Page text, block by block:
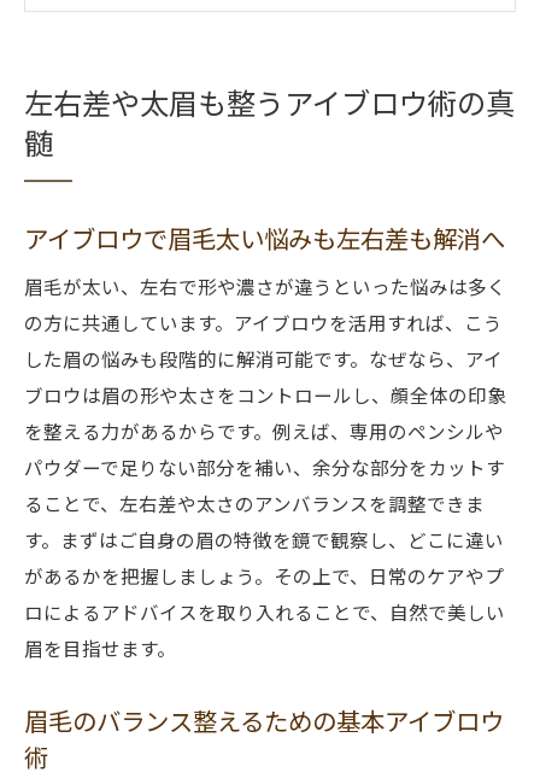
太眉と左右差を生かすアイブロウの魅力と
アイブロウで叶える理想の眉バランス調整法
眉毛バランスを保つためのアイブロウ選び
方
新潟県で理想眉毛を目指すバランス調整術
太い眉毛もアイブロウで美しく魅せるポイ
ント
左右差と太さ調整が叶うアイブロウ活用法
眉毛の左右差が気になる方必見の整え方
アイブロウで眉毛左右差を自然に補正する
方法
クニック
左右差や太眉も整うアイブロウ術の真
髄
アイブロウで眉毛太い悩みも左右差も解消へ
眉毛が太い、左右で形や濃さが違うといった悩みは多く
の方に共通しています。アイブロウを活用すれば、こう
した眉の悩みも段階的に解消可能です。なぜなら、アイ
ブロウは眉の形や太さをコントロールし、顔全体の印象
を整える力があるからです。例えば、専用のペンシルや
パウダーで足りない部分を補い、余分な部分をカットす
ることで、左右差や太さのアンバランスを調整できま
す。まずはご自身の眉の特徴を鏡で観察し、どこに違い
があるかを把握しましょう。その上で、日常のケアやプ
ロによるアドバイスを取り入れることで、自然で美しい
眉を目指せます。
眉毛のバランス整えるための基本アイブロウ
術